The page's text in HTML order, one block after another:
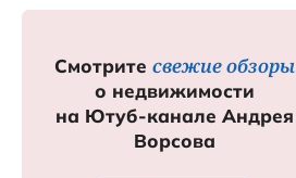
Смотрите свежие обзоры
о недвижимости
на Ютуб-канале Андрея
Ворсова